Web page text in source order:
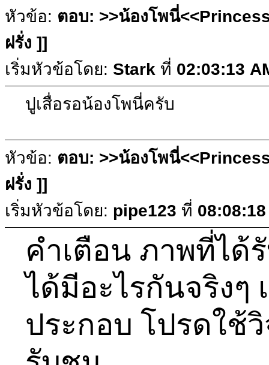
หัวข้อ: ตอบ: >>น้องโพนี่
ฝรั่ง ]]
เริ่มหัวข้อโดย: Stark ที่ 02:03:13
ปูเสื่อรอน้องโพนี่ครับ
หัวข้อ: ตอบ: >>น้องโพนี่
ฝรั่ง ]]
เริ่มหัวข้อโดย: pipe123 ที่
คำเตือน ภาพที่ได้
ได้มีอะไรกันจริงๆ
ประกอบ โปรดใ